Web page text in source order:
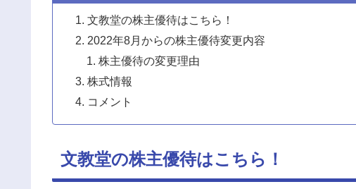
文教堂の株主優待はこちら！
2022年8月からの株主優待変更内容
株主優待の変更理由
株式情報
コメント
文教堂の株主優待はこちら！